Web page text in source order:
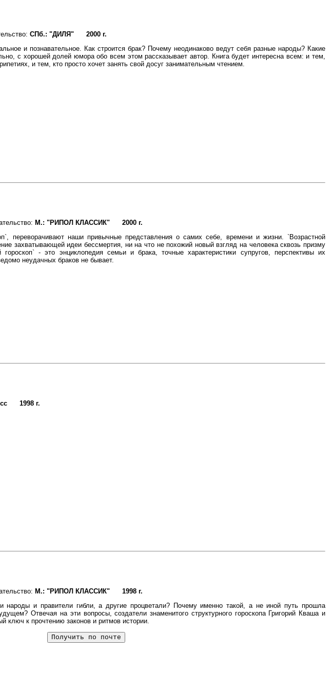
СПб.: "ДИЛЯ"
2000 г.
и познавательное. Как строится брак? Почему неодинаково ведут себя разные народы? Какие
с хорошей долей юмора обо всем этом рассказывает автор. Книга будет интересна всем: и тем,
и тем, кто просто хочет занять свой досуг занимательным чтением.
М.: "РИПОЛ КЛАССИК"
2000 г.
переворачивают наши привычные представления о самих себе, времени и жизни. `Возрастной
захватывающей идеи бессмертия, ни на что не похожий новый взгляд на человека сквозь призму
- это энциклопедия семьи и брака, точные характеристики супругов, перспективы их
неудачных браков не бывает.
1998 г.
М.: "РИПОЛ КЛАССИК"
1998 г.
народы и правители гибли, а другие процветали? Почему именно такой, а не иной путь прошла
Отвечая на эти вопросы, создатели знаменитого структурного гороскопа Григорий Кваша и
ключ к прочтению законов и ритмов истории.